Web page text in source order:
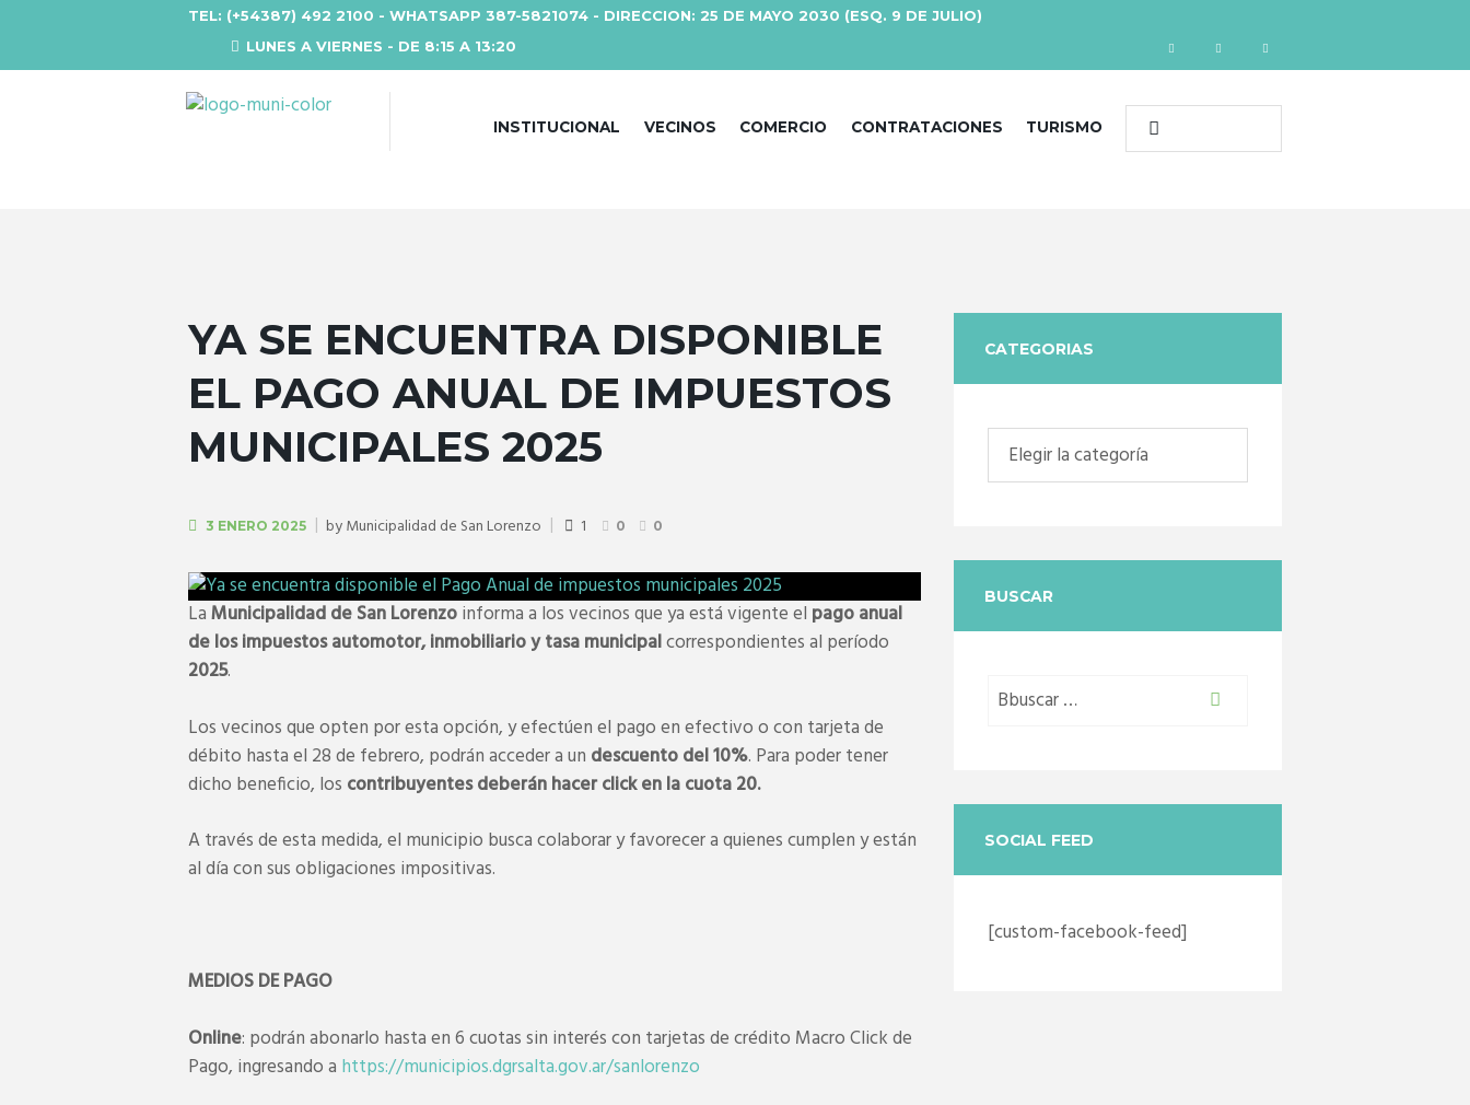
TEL: (+54387) 492 2100 - WHATSAPP 387-5821074 - DIRECCION: 25 DE MAYO 2030 (ESQ. 9 DE JULIO)
LUNES A VIERNES - DE 8:15 A 13:20
INSTITUCIONAL VECINOS COMERCIO CONTRATACIONES TURISMO
YA SE ENCUENTRA DISPONIBLE
EL PAGO ANUAL DE IMPUESTOS
MUNICIPALES 2025
3 ENERO 2025 byMunicipalidad de San Lorenzo 1 0 0
LaMunicipalidad de San Lorenzoinforma a los vecinos que ya está vigente el pago anual
de los impuestos automotor, inmobiliario y tasa municipalcorrespondientes al período
2025.
Los vecinos que opten por esta opción, y efectúen el pago en efectivo o con tarjeta de
débito hasta el 28 de febrero, podrán acceder a un descuento del 10%. Para poder tener
dicho beneficio, los contribuyentes deberán hacer click en la cuota 20.
A través de esta medida, el municipio busca colaborar y favorecer a quienes cumplen y están
al día con sus obligaciones impositivas.
MEDIOS DE PAGO
Online: podrán abonarlo hasta en 6 cuotas sin interés con tarjetas de crédito Macro Click de
Pago, ingresando a https://municipios.dgrsalta.gov.ar/sanlorenzo
CATEGORIAS
Categorias
BUSCAR
SOCIAL FEED
[custom-facebook-feed]